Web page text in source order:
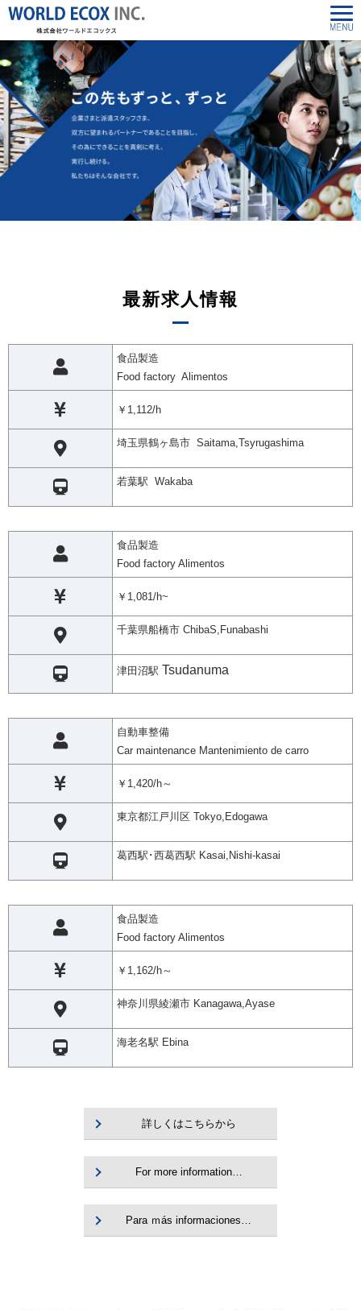
最新求人情報
食品製造
Food factory Alimentos
￥1,112/h
埼玉県鶴ヶ島市 Saitama,Tsyrugashima
若葉駅 Wakaba
食品製造
Food factory Alimentos
￥1,081/h~
千葉県船橋市 ChibaS,Funabashi
津田沼駅 Tsudanuma
自動車整備
Car maintenance Mantenimiento de carro
￥1,420/h～
東京都江戸川区 Tokyo,Edogawa
葛西駅･西葛西駅 Kasai,Nishi-kasai
食品製造
Food factory Alimentos
￥1,162/h～
神奈川県綾瀬市 Kanagawa,Ayase
海老名駅 Ebina
詳しくはこちらから
For more information…
Para ｍás informaciones…